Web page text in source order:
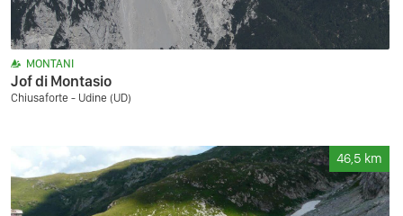
MONTANI
Jof di Montasio
Chiusaforte - Udine (UD)
46,5 km